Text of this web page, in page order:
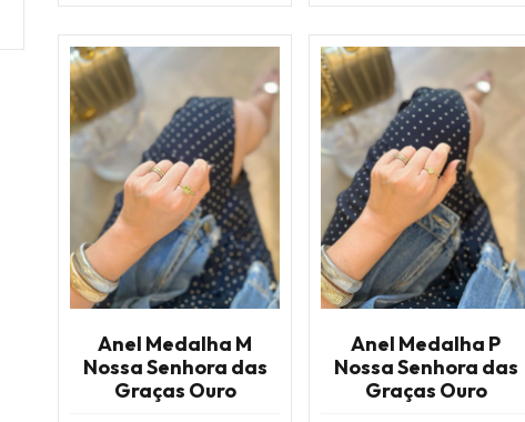
Anel Medalha M
Nossa Senhora das
Graças Ouro
Anel Medalha P
Nossa Senhora das
Graças Ouro